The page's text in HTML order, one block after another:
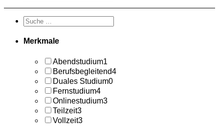
Merkmale
Abendstudium1
Berufsbegleitend4
Duales Studium0
Fernstudium4
Onlinestudium3
Teilzeit3
Vollzeit3